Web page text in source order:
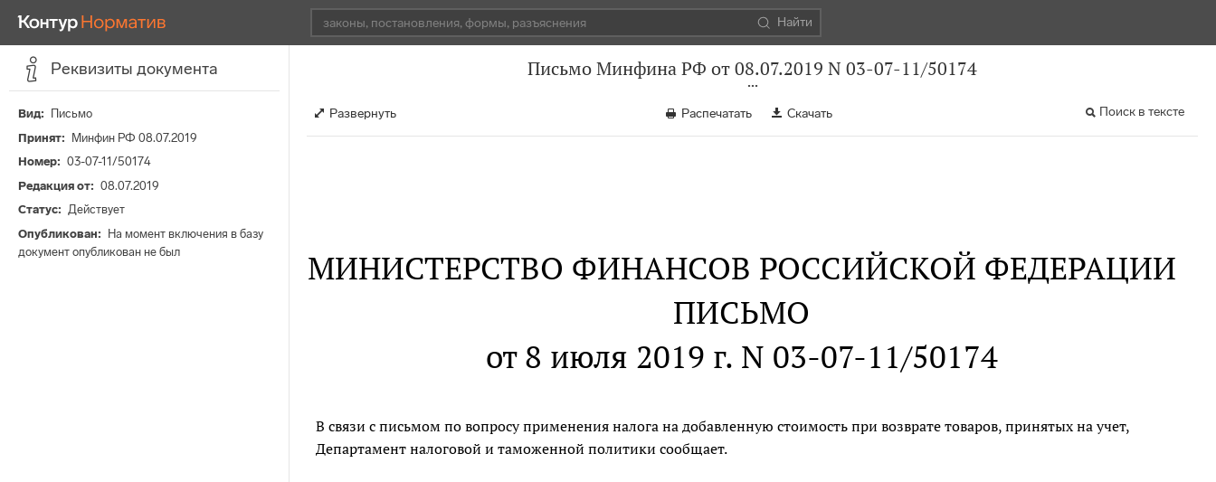
Найти
Реквизиты документа
Вид
Письмо
Принят
Минфин РФ 08.07.2019
Номер
03-07-11/50174
Редакция от
08.07.2019
Статус
Действует
Опубликован
На момент включения в базу
документ опубликован не был
Письмо Минфина РФ от 08.07.2019 N 03-07-11/50174
Развернуть Распечатать Скачать Поиск в тексте
МИНИСТЕРСТВО ФИНАНСОВ РОССИЙСКОЙ ФЕДЕРАЦИИ
ПИСЬМО
от 8 июля 2019 г. N 03-07-11/50174
В связи с письмом по вопросу применения налога на добавленную стоимость при возврате товаров, принятых на учет,
Департамент налоговой и таможенной политики сообщает.